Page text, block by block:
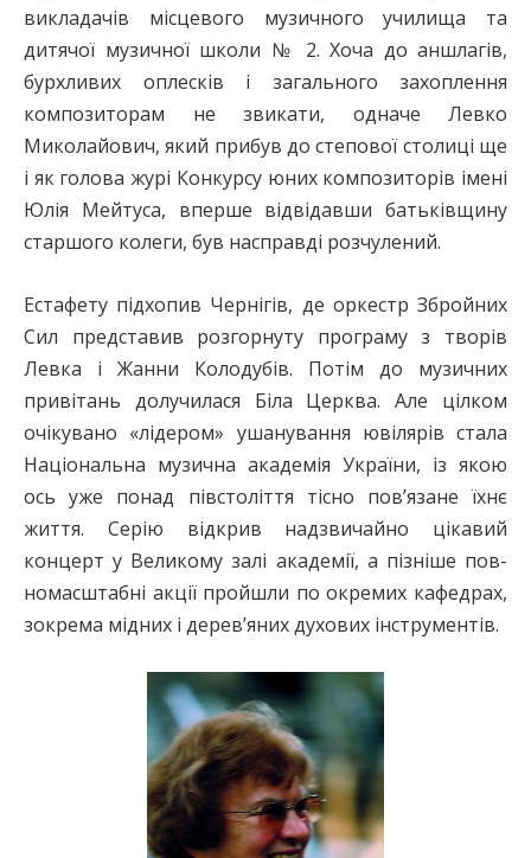
викладачів місцевого музичного училища та
дитячої музичної школи № 2. Хоча до аншлагів,
бурхливих оплесків і загального захоплення
композиторам не звикати, одначе Левко
Миколайович, який прибув до степової столиці ще
і як голова журі Конкурсу юних композиторів імені
Юлія Мейтуса, вперше відвідавши батьківщину
старшого колеги, був насправді розчулений.
Естафету підхопив Чернігів, де оркестр Збройних
Сил представив розгорнуту програму з творів
Левка і Жанни Колодубів. Потім до музичних
привітань долучилася Біла Церква. Але цілком
очікувано «лідером» ушанування ювілярів стала
Національна музична академія України, із якою
ось уже понад півстоліття тісно пов’язане їхнє
життя. Серію відкрив надзвичайно цікавий
концерт у Великому залі академії, а пізніше пов­
номасштабні акції пройшли по окремих кафедрах,
зокрема мідних і дерев’яних духових інструментів.